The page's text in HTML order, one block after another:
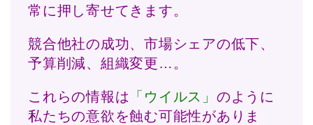
常に押し寄せてきます。
競合他社の成功、市場シェアの低下、
予算削減、組織変更…。
これらの情報は 「ウイルス」 のように
私たちの意欲を蝕む可能性がありま